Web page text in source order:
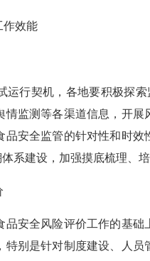
效能
契机，各地要积极探索
监测等各渠道信息，开
安全监管的针对性和时
系建设，加强摸底梳理、
全风险评价工作的基础
特别是针对制度建设、人